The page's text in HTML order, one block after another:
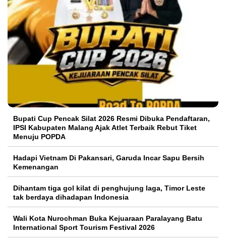
Bupati Cup Pencak Silat 2026 Resmi Dibuka Pendaftaran,
IPSI Kabupaten Malang Ajak Atlet Terbaik Rebut Tiket
Menuju POPDA
Hadapi Vietnam Di Pakansari, Garuda Incar Sapu Bersih
Kemenangan
Dihantam tiga gol kilat di penghujung laga, Timor Leste
tak berdaya dihadapan Indonesia
Wali Kota Nurochman Buka Kejuaraan Paralayang Batu
International Sport Tourism Festival 2026